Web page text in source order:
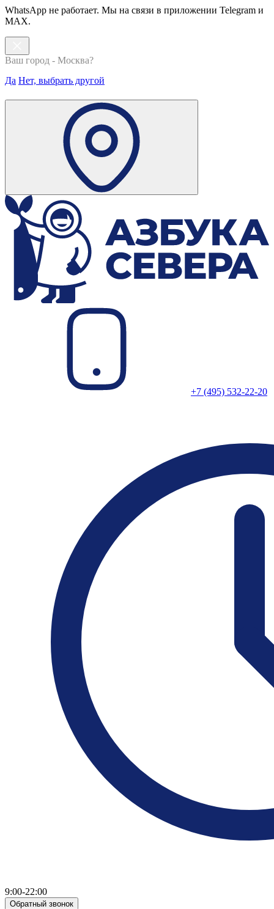
WhatsApp не работает. Мы на связи в приложении Telegram и
MAX.
Ваш город - Москва?
Да Нет, выбрать другой
+7 (495) 532-22-20
9:00-22:00
Обратный звонок